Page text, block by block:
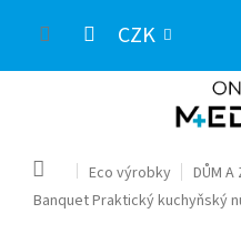
CZK
Domů Eco výrobky DŮM A
Banquet Praktický kuchyňský